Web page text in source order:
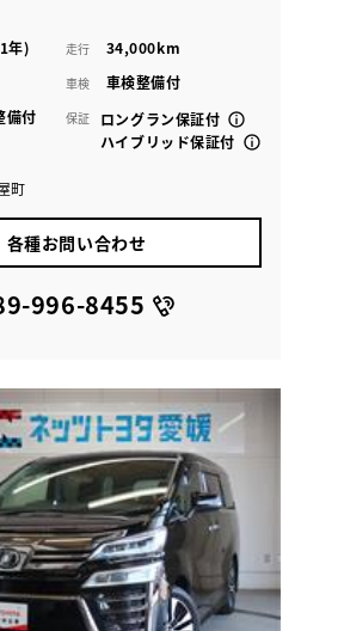
年) 走行 34,000km
車検 車検整備付
備付 保証
ロングラン保証付
ハイブリッド保証付
町
各種お問い合わせ
996-8455